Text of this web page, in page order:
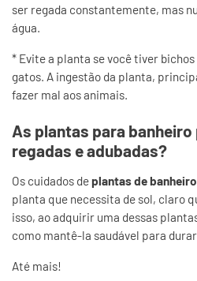
ser regada constantemente, mas
água.
* Evite a planta se você tiver
gatos. A ingestão da planta,
fazer mal aos animais.
As plantas para
regadas e adubadas?
Os cuidados deplantas de banheiro
planta que necessita de sol, claro
isso, ao adquirir uma dessas
como mantê-la saudável para
Até mais!